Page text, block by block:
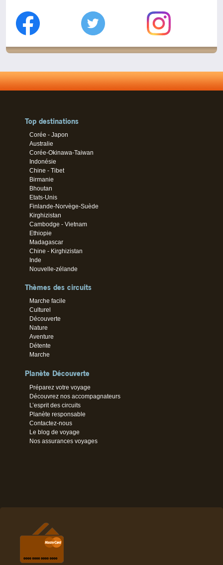
Top destinations
Corée - Japon
Australie
Corée-Okinawa-Taiwan
Indonésie
Chine - Tibet
Birmanie
Bhoutan
Etats-Unis
Finlande-Norvège-Suède
Kirghizistan
Cambodge - Vietnam
Ethiopie
Madagascar
Chine - Kirghizistan
Inde
Nouvelle-zélande
Thèmes des circuits
Marche facile
Culturel
Découverte
Nature
Aventure
Détente
Marche
Planète Découverte
Préparez votre voyage
Découvrez nos accompagnateurs
L’esprit des circuits
Planète responsable
Contactez-nous
Le blog de voyage
Nos assurances voyages